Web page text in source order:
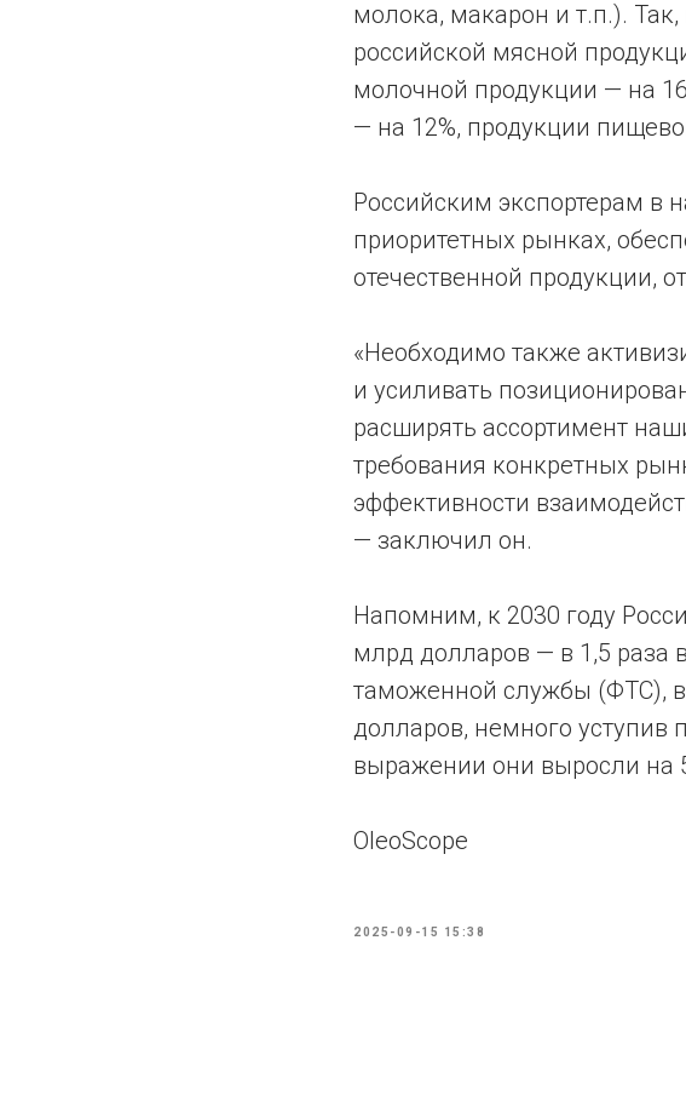
молока, макарон и т.п.).
российской мясной
молочной продукции — на
— на 12%, продукции
Российским экспортерам в
приоритетных рынках,
отечественной продукции,
«Необходимо также
и усиливать
расширять ассортимент
требования конкретных
эффективности
— заключил он.
Напомним, к 2030 году
млрд долларов — в 1,5
таможенной службы (ФТС), в
долларов, немного уступив
выражении они выросли на
OleoScope
2025-09-15 15:38